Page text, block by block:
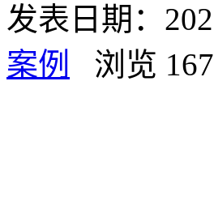
发表日期：
案例
浏览